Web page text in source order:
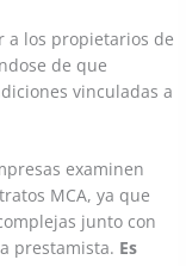
a los propietarios de
de que
vinculadas a
examinen
MCA, ya que
junto con
prestamista. Es